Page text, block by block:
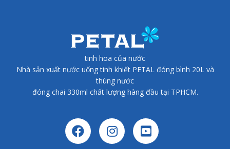
tinh hoa của nước
Nhà sản xuất nước uống tinh khiết PETAL đóng bình 20L và
thùng nước
đóng chai 330ml chất lượng hàng đầu tại TPHCM.